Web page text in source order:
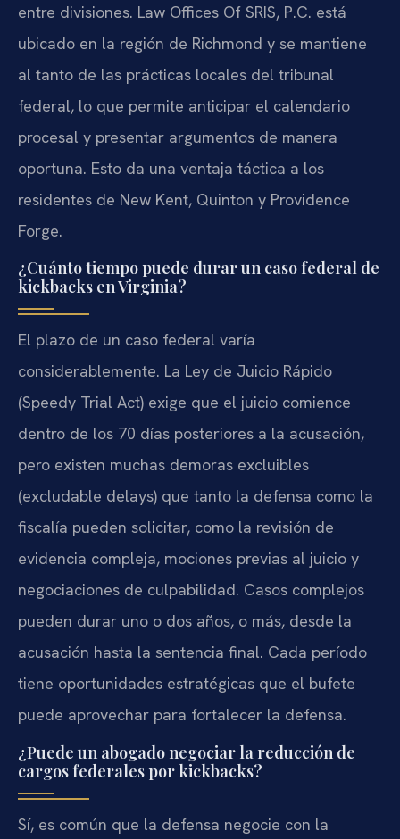
entre divisiones. Law Offices Of SRIS, P.C. está
ubicado en la región de Richmond y se mantiene
al tanto de las prácticas locales del tribunal
federal, lo que permite anticipar el calendario
procesal y presentar argumentos de manera
oportuna. Esto da una ventaja táctica a los
residentes de New Kent, Quinton y Providence
Forge.
¿Cuánto tiempo puede durar un caso federal de
kickbacks en Virginia?
El plazo de un caso federal varía
considerablemente. La Ley de Juicio Rápido
(Speedy Trial Act) exige que el juicio comience
dentro de los 70 días posteriores a la acusación,
pero existen muchas demoras excluibles
(excludable delays) que tanto la defensa como la
fiscalía pueden solicitar, como la revisión de
evidencia compleja, mociones previas al juicio y
negociaciones de culpabilidad. Casos complejos
pueden durar uno o dos años, o más, desde la
acusación hasta la sentencia final. Cada período
tiene oportunidades estratégicas que el bufete
puede aprovechar para fortalecer la defensa.
¿Puede un abogado negociar la reducción de
cargos federales por kickbacks?
Sí, es común que la defensa negocie con la